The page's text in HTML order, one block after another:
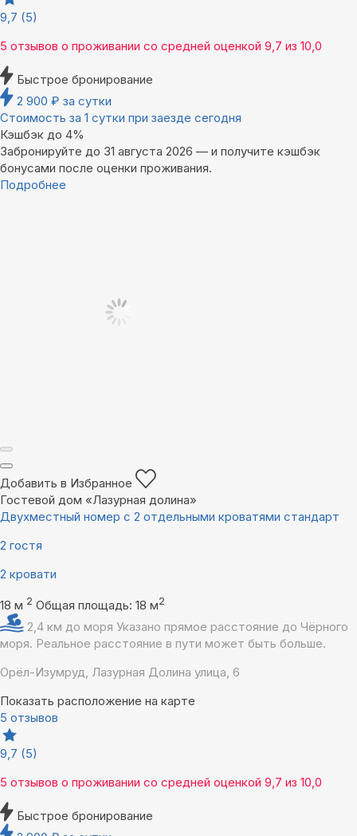
9,7 (5)
5 отзывов о проживании со средней оценкой 9,7 из 10,0
Быстрое бронирование
2 900 ₽ за сутки
Стоимость за 1 сутки при заезде сегодня
Кэшбэк до 4%
Забронируйте до 31 августа 2026 — и получите кэшбэк
бонусами после оценки проживания.
Подробнее
Добавить в Избранное
Гостевой дом «Лазурная долина»
Двухместный номер с 2 отдельными кроватями стандарт
2 гостя
2 кровати
18 м 2 Общая площадь: 18 м2
2,4 км до моря Указано прямое расстояние до Чёрного
моря. Реальное расстояние в пути может быть больше.
Орёл-Изумруд, Лазурная Долина улица, 6
Показать расположение на карте
5 отзывов
9,7 (5)
5 отзывов о проживании со средней оценкой 9,7 из 10,0
Быстрое бронирование